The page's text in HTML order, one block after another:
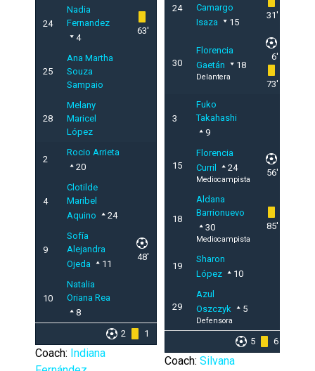
24
Nadia
Fernandez
4
63'
25
Ana Martha
Souza
Sampaio
28
Melany
Maricel
López
2
Rocio Arrieta
20
4
Clotilde
Maribel
Aquino
24
9
Sofía
Alejandra
Ojeda
11
48'
10
Natalia
Oriana Rea
8
2
1
Coach: Indiana
24
Camargo
Isaza
15
31'
30
Florencia
Gaetán
18
Delantera
6'
73'
3
Fuko
Takahashi
9
15
Florencia
Curril
24
Mediocampista
56'
18
Aldana
Barrionuevo
30
Mediocampista
85'
19
Sharon
López
10
29
Azul
Oszczyk
5
Defensora
5 6
Coach: Silvana